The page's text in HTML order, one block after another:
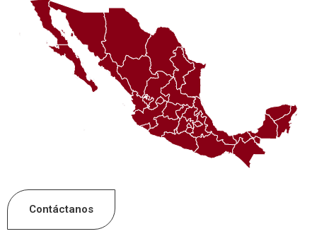
Contáctanos